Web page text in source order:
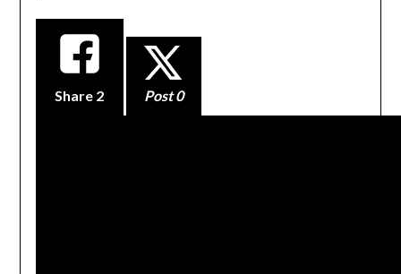
Share 2 Post 0